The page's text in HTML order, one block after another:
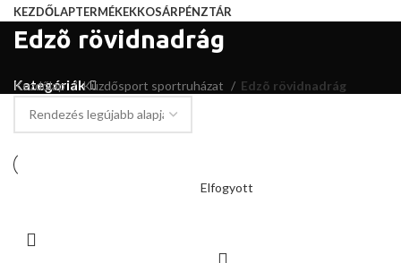
KEZDŐLAPTERMÉKEKKOSÁRPÉNZTÁR
Edzõ rövidnadrág
Kategóriák
Kezdőlap Küzdősport sportruházat Edzõ rövidnadrág
Elfogyott